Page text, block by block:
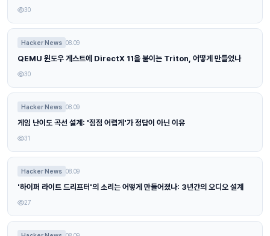
30
Hacker News 08.09
QEMU 윈도우 게스트에 DirectX 11을 붙이는 Triton, 어떻게 만들었나
30
Hacker News 08.09
게임 난이도 곡선 설계: '점점 어렵게'가 정답이 아닌 이유
31
Hacker News 08.09
'하이퍼 라이트 드리프터'의 소리는 어떻게 만들어졌나: 3년간의 오디오 설계
27